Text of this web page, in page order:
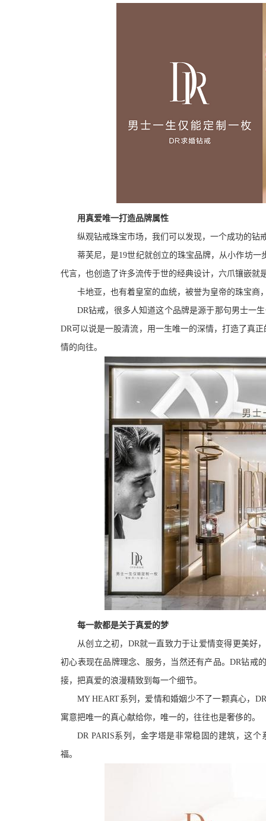
用真爱唯一打造品牌属性
纵观钻戒珠宝市场，我们可以发现，一个成功的钻
蒂芙尼，是19世纪就创立的珠宝品牌，从小作坊
代言，也创造了许多流传于世的经典设计，六爪镶嵌就
卡地亚，也有着皇室的血统，被誉为皇帝的珠宝商
DR钻戒，很多人知道这个品牌是源于那句男士一
DR可以说是一股清流，用一生唯一的深情，打造了真
情的向往。
每一款都是关于真爱的梦
从创立之初，DR就一直致力于让爱情变得更美好
初心表现在品牌理念、服务，当然还有产品。DR钻戒
接，把真爱的浪漫精致到每一个细节。
MY HEART系列，爱情和婚姻少不了一颗真心，
寓意把唯一的真心献给你，唯一的，往往也是奢侈的。
DR PARIS系列，金字塔是非常稳固的建筑，这
福。